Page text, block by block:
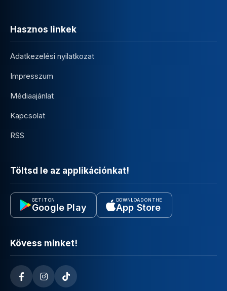
Hasznos linkek
Adatkezelési nyilatkozat
Impresszum
Médiaajánlat
Kapcsolat
RSS
Töltsd le az applikációnkat!
GET IT ON
Google Play
DOWNLOAD ON THE
App Store
Kövess minket!